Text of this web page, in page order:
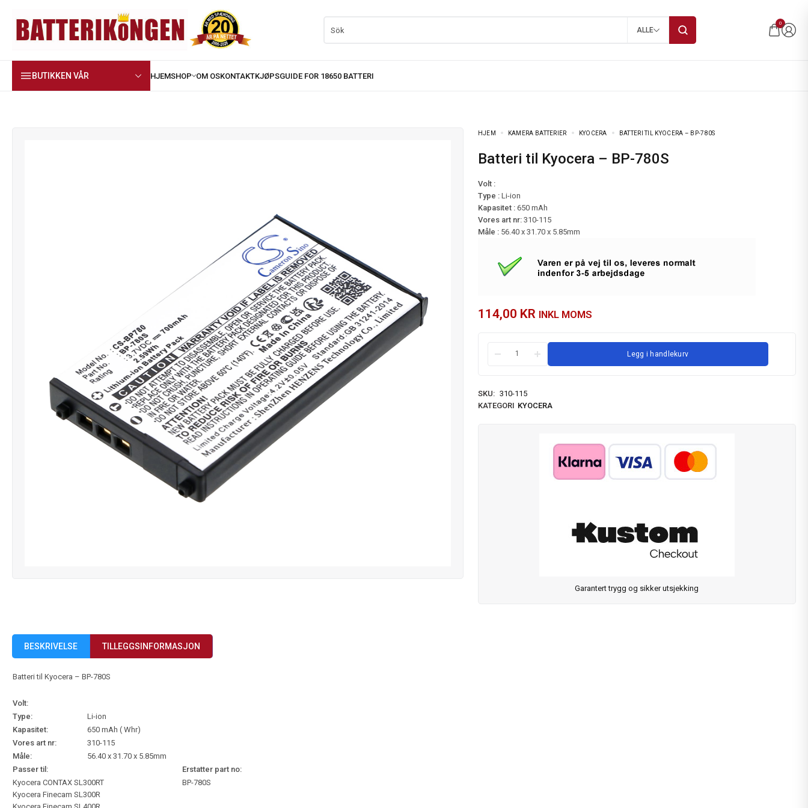
ALLE
0
BUTIKKEN VÅR
HJEM KAMERA BATTERIER KYOCERA BATTERI TIL KYOCERA – BP-780S
Batteri til Kyocera – BP-780S
Volt :
Type : Li-ion
Kapasitet : 650 mAh
Vores art nr: 310-115
Måle : 56.40 x 31.70 x 5.85mm
114,00 KR INKL MOMS
Legg i handlekurv
SKU: 310-115
KATEGORI KYOCERA
Garantert trygg og sikker utsjekking
BESKRIVELSE TILLEGGSINFORMASJON
Batteri til Kyocera – BP-780S
Volt:
Type:
Li-ion
Kapasitet:
650 mAh ( Whr)
Vores art nr:
310-115
Måle:
56.40 x 31.70 x 5.85mm
Passer til:
Erstatter part no:
Kyocera CONTAX SL300RT
Kyocera Finecam SL300R
BP-780S